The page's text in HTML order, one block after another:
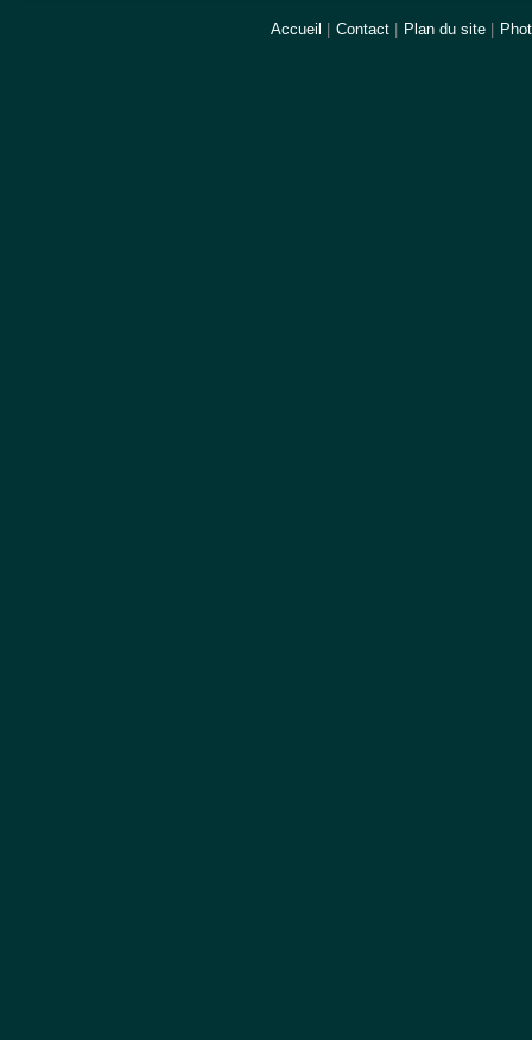
Accueil | Contact | Plan du site |